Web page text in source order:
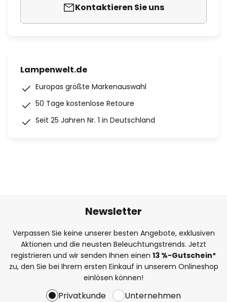
Kontaktieren Sie uns
Lampenwelt.de
Europas größte Markenauswahl
50 Tage kostenlose Retoure
Seit 25 Jahren Nr. 1 in Deutschland
Newsletter
Verpassen Sie keine unserer besten Angebote, exklusiven
Aktionen und die neusten Beleuchtungstrends. Jetzt
registrieren und wir senden Ihnen einen 13 %-Gutschein*
zu, den Sie bei Ihrem ersten Einkauf in unserem Onlineshop
einlösen können!
Privatkunde Unternehmen